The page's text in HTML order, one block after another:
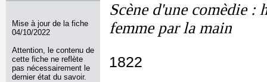
Mise à jour de la fiche
04/10/2022
Attention, le contenu de
cette fiche ne reflète
pas nécessairement le
dernier état du savoir.
Scène d'une comèdie :
femme par la main
1822